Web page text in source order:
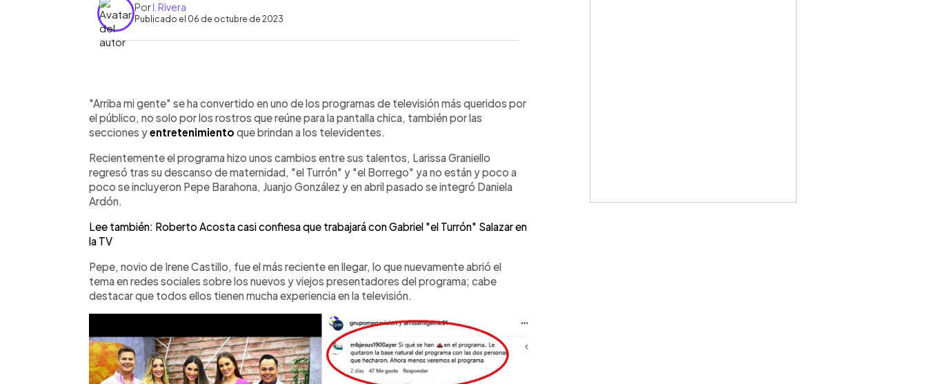
PorI. Rivera
Publicado el 06 de octubre de 2023
► Escuchar artículo
"Arriba mi gente" se ha convertido en uno de los programas de televisión más queridos por
el público, no solo por los rostros que reúne para la pantalla chica, también por las
secciones yentretenimiento que brindan a los televidentes.
Recientemente el programa hizo unos cambios entre sus talentos, Larissa Graniello
regresó tras su descanso de maternidad, "el Turrón" y "el Borrego" ya no están y poco a
poco se incluyeron Pepe Barahona, Juanjo González y en abril pasado se integró Daniela
Ardón.
Lee también: Roberto Acosta casi confiesa que trabajará con Gabriel "el Turrón" Salazar en
la TV
Pepe, novio de Irene Castillo, fue el más reciente en llegar, lo que nuevamente abrió el
tema en redes sociales sobre los nuevos y viejos presentadores del programa; cabe
destacar que todos ellos tienen mucha experiencia en la televisión.